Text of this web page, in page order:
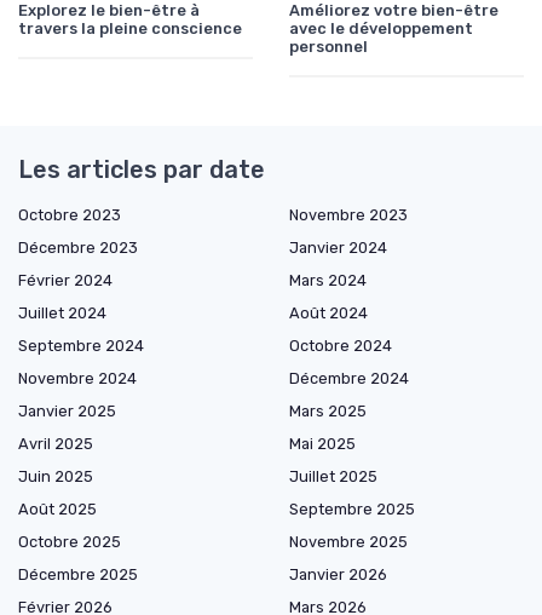
Explorez le bien-être à
travers la pleine conscience
Améliorez votre bien-être
avec le développement
personnel
Les articles par date
Octobre 2023
Novembre 2023
Décembre 2023
Janvier 2024
Février 2024
Mars 2024
Juillet 2024
Août 2024
Septembre 2024
Octobre 2024
Novembre 2024
Décembre 2024
Janvier 2025
Mars 2025
Avril 2025
Mai 2025
Juin 2025
Juillet 2025
Août 2025
Septembre 2025
Octobre 2025
Novembre 2025
Décembre 2025
Janvier 2026
Février 2026
Mars 2026